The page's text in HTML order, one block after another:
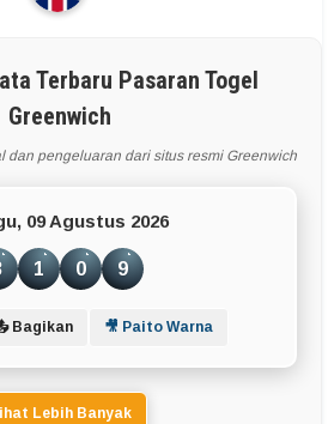
Terbaru Pasaran Togel
Greenwich
dan pengeluaran dari situs resmi Greenwich
09 Agustus 2026
1 0 9
Bagikan 🎥 Paito Warna
Lebih Banyak